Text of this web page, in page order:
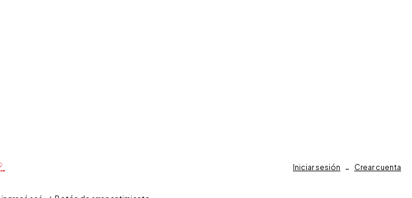
Iniciar sesión - Crear cuenta